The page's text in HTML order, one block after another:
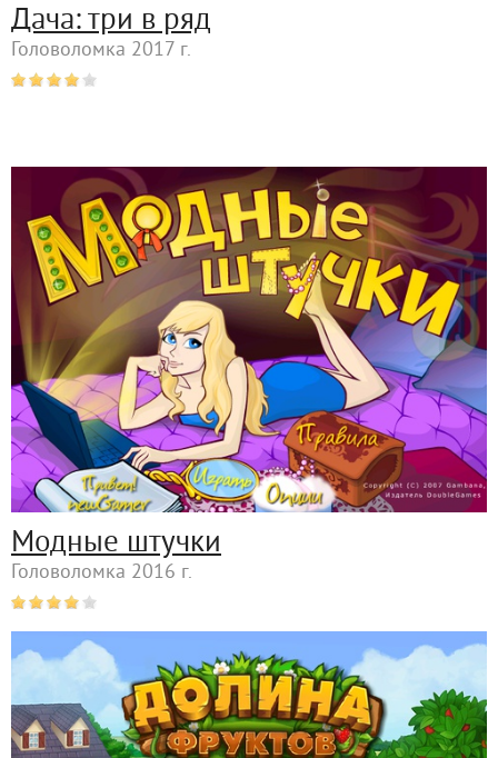
Дача: три в ряд
Головоломка 2017 г.
Модные штучки
Головоломка 2016 г.